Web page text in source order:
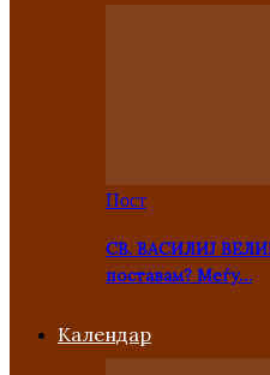
Пост
СВ. ВАСИЛИЈ
поставам? Меѓу…
Kалендар